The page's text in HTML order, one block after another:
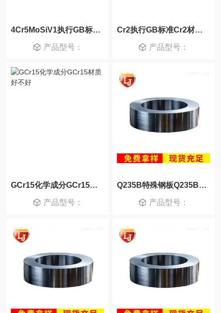
4Cr5MoSiV1执行GB标准4Cr5MoSiV1现货供应
产品型号：
Cr2执行GB标准Cr2材质好不好
产品型号：
GCr15化学成分GCr15材质好不好
产品型号：
Q235B特殊钢板Q235B材质好不好
产品型号：